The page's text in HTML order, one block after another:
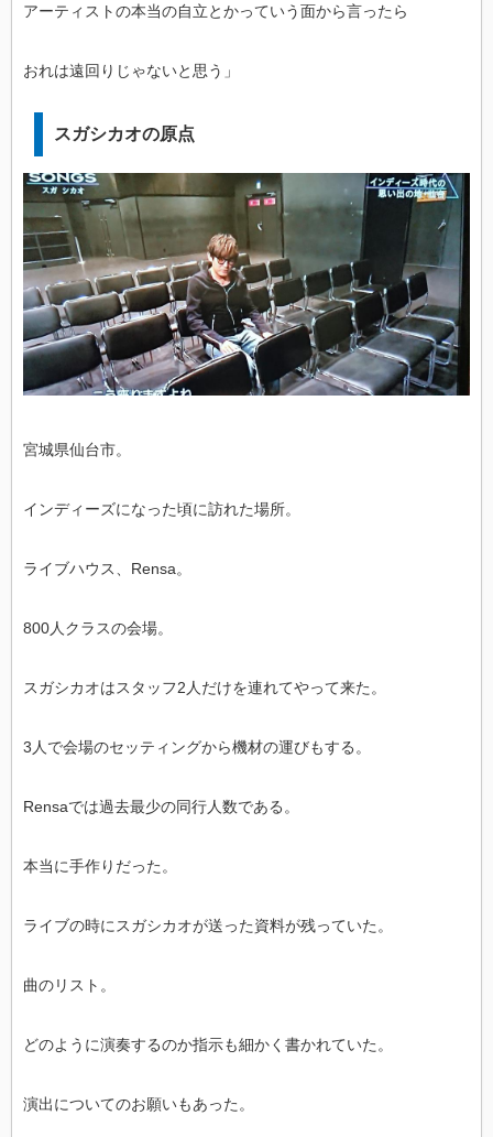
アーティストの本当の自立とかっていう面から言ったら
おれは遠回りじゃないと思う」
スガシカオの原点
宮城県仙台市。
インディーズになった頃に訪れた場所。
ライブハウス、Rensa。
800人クラスの会場。
スガシカオはスタッフ2人だけを連れてやって来た。
3人で会場のセッティングから機材の運びもする。
Rensaでは過去最少の同行人数である。
本当に手作りだった。
ライブの時にスガシカオが送った資料が残っていた。
曲のリスト。
どのように演奏するのか指示も細かく書かれていた。
演出についてのお願いもあった。